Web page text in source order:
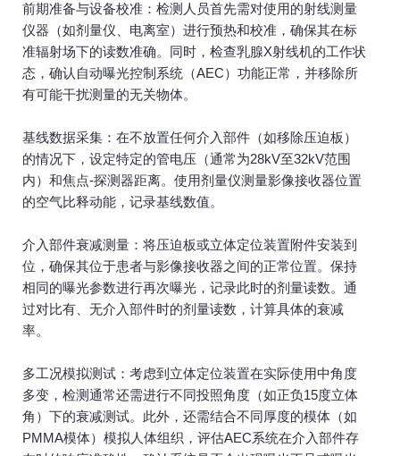
前期准备与设备校准：检测人员首先需对使用的射线测量
仪器（如剂量仪、电离室）进行预热和校准，确保其在标
准辐射场下的读数准确。同时，检查乳腺X射线机的工作状
态，确认自动曝光控制系统（AEC）功能正常，并移除所
有可能干扰测量的无关物体。
基线数据采集：在不放置任何介入部件（如移除压迫板）
的情况下，设定特定的管电压（通常为28kV至32kV范围
内）和焦点-探测器距离。使用剂量仪测量影像接收器位置
的空气比释动能，记录基线数值。
介入部件衰减测量：将压迫板或立体定位装置附件安装到
位，确保其位于患者与影像接收器之间的正常位置。保持
相同的曝光参数进行再次曝光，记录此时的剂量读数。通
过对比有、无介入部件时的剂量读数，计算具体的衰减
率。
多工况模拟测试：考虑到立体定位装置在实际使用中角度
多变，检测通常还需进行不同投照角度（如正负15度立体
角）下的衰减测试。此外，还需结合不同厚度的模体（如
PMMA模体）模拟人体组织，评估AEC系统在介入部件存